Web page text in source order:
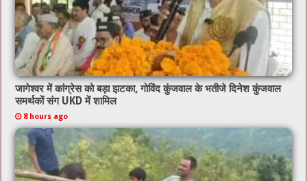
जागेश्वर में कांग्रेस को बड़ा झटका, गोविंद कुंजवाल के भतीजे दिनेश कुंजवाल
समर्थकों संग UKD में शामिल
8 hours ago